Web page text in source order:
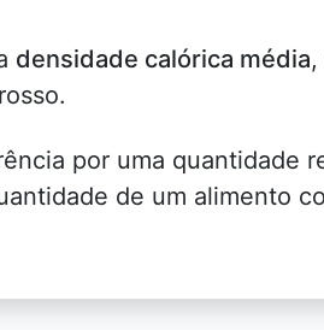
densidade calórica média
por uma quantidade
de um alimento